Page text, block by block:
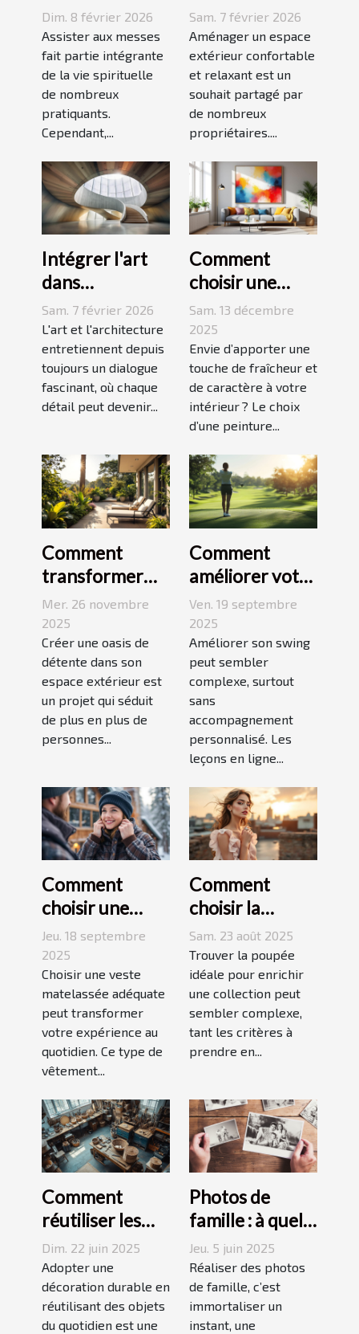
messes
facilitent la vie
des pratiquants
?
Dim. 8 février 2026
Assister aux messes
fait partie intégrante
de la vie spirituelle
de nombreux
pratiquants.
Cependant,...
idéal pour
votre espace
extérieur ?
Sam. 7 février 2026
Aménager un espace
extérieur confortable
et relaxant est un
souhait partagé par
de nombreux
propriétaires....
Intégrer l'art
dans
l'architecture :
escaliers
comme moyen
d'expression
Sam. 7 février 2026
L'art et l'architecture
entretiennent depuis
toujours un dialogue
fascinant, où chaque
détail peut devenir...
Comment
choisir une
peinture
moderne pour
dynamiser
votre espace ?
Sam. 13 décembre
2025
Envie d’apporter une
touche de fraîcheur et
de caractère à votre
intérieur ? Le choix
d’une peinture...
Comment
transformer
votre espace
extérieur en
oasis de
détente ?
Mer. 26 novembre
2025
Créer une oasis de
détente dans son
espace extérieur est
un projet qui séduit
de plus en plus de
personnes...
Comment
améliorer votre
swing avec des
leçons en ligne
Ven. 19 septembre
2025
Améliorer son swing
peut sembler
complexe, surtout
sans
accompagnement
personnalisé. Les
leçons en ligne...
Comment
choisir une
veste
matelassée
adaptée à votre
style de vie ?
Jeu. 18 septembre
2025
Choisir une veste
matelassée adéquate
peut transformer
votre expérience au
quotidien. Ce type de
vêtement...
Comment
choisir la
poupée
parfaite pour
votre collection
unique ?
Sam. 23 août 2025
Trouver la poupée
idéale pour enrichir
une collection peut
sembler complexe,
tant les critères à
prendre en...
Comment
réutiliser les
objets du
quotidien pour
une décoration
durable
Dim. 22 juin 2025
Adopter une
décoration durable en
réutilisant des objets
du quotidien est une
Photos de
famille : à quel
photographe
confier cette
tâche à
Grenoble ?
Jeu. 5 juin 2025
Réaliser des photos
de famille, c’est
immortaliser un
instant, une